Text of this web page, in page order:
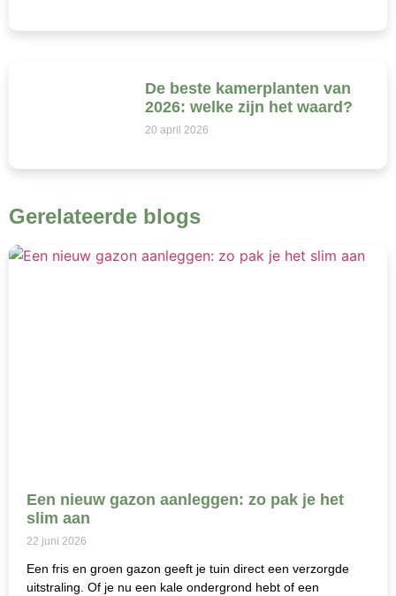
De beste kamerplanten van
2026: welke zijn het waard?
20 april 2026
Gerelateerde blogs
Een nieuw gazon aanleggen: zo pak je het
slim aan
22 juni 2026
Een fris en groen gazon geeft je tuin direct een verzorgde
uitstraling. Of je nu een kale ondergrond hebt of een